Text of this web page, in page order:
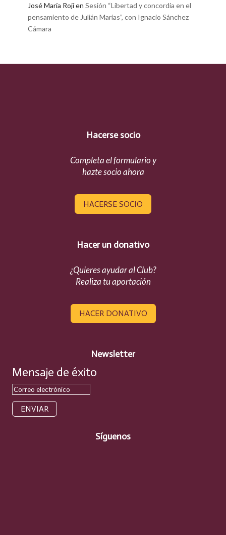
José María Rojíen Sesión “Libertad y concordia en el
pensamiento de Julián Marías”, con Ignacio Sánchez
Cámara
Hacerse socio
Completa el formulario y
hazte socio ahora
HACERSE SOCIO
Hacer un donativo
¿Quieres ayudar al Club?
Realiza tu aportación
HACER DONATIVO
Newsletter
Mensaje de éxito
ENVIAR
Síguenos